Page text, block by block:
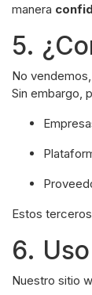
manera
5.
No
Sin embargo,
Estos
6.
Nuestro sitio